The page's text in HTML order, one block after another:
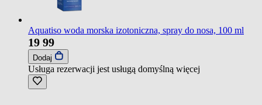
Aquatiso woda morska izotoniczna, spray do nosa, 100 ml
19 99
Dodaj
Usługa rezerwacji jest usługą domyślną więcej